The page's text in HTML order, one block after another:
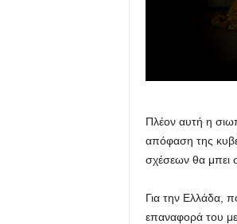
Πλέον αυτή η
απόφαση της
σχέσεων θα μπει
Για την Ελλάδα,
επαναφορά του